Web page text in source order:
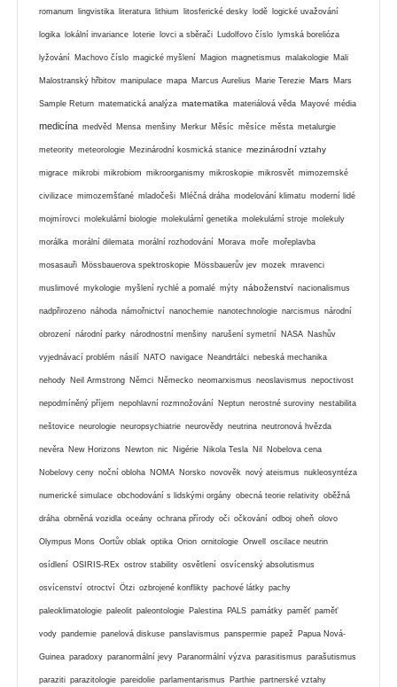
romanum lingvistika literatura lithium litosferické desky lodě logické uvažování
logika lokální invariance loterie lovci a sběrači Ludolfovo číslo lymská borelióza
lyžování Machovo číslo magické myšlení Magion magnetismus malakologie Mali
Malostranský hřbitov manipulace mapa Marcus Aurelius Marie Terezie Mars Mars
Sample Return matematická analýza matematika materiálová věda Mayové média
medicína medvěd Mensa menšiny Merkur Měsíc měsíce města metalurgie
meteority meteorologie Mezinárodní kosmická stanice mezinárodní vztahy
migrace mikrobi mikrobiom mikroorganismy mikroskopie mikrosvět mimozemské
civilizace mimozemšťané mladočeši Mléčná dráha modelování klimatu moderní lidé
mojmírovci molekulární biologie molekulární genetika molekulární stroje molekuly
morálka morální dilemata morální rozhodování Morava moře mořeplavba
mosasauři Mössbauerova spektroskopie Mössbauerův jev mozek mravenci
muslimové mykologie myšlení rychlé a pomalé mýty náboženství nacionalismus
nadpřirozeno náhoda námořnictví nanochemie nanotechnologie narcismus národní
obrození národní parky národnostní menšiny narušení symetrií NASA Nashův
vyjednávací problém násilí NATO navigace Neandrtálci nebeská mechanika
nehody Neil Armstrong Němci Německo neomarxismus neoslavismus nepoctivost
nepodmíněný příjem nepohlavní rozmnožování Neptun nerostné suroviny nestabilita
neštovice neurologie neuropsychiatrie neurovědy neutrina neutronová hvězda
nevěra New Horizons Newton nic Nigérie Nikola Tesla Nil Nobelova cena
Nobelovy ceny noční obloha NOMA Norsko novověk nový ateismus nukleosyntéza
numerické simulace obchodování s lidskými orgány obecná teorie relativity oběžná
dráha obrněná vozidla oceány ochrana přírody oči očkování odboj oheň olovo
Olympus Mons Oortův oblak optika Orion ornitologie Orwell oscilace neutrin
osídlení OSIRIS-REx ostrov stability osvětlení osvícenský absolutismus
osvícenství otroctví Ötzi ozbrojené konflikty pachové látky pachy
paleoklimatologie paleolit paleontologie Palestina PALS památky paměť paměť
vody pandemie panelová diskuse panslavismus panspermie papež Papua Nová-
Guinea paradoxy paranormální jevy Paranormální výzva parasitismus parašutismus
paraziti parazitologie pareidolie parlamentarismus Parthie partnerské vztahy